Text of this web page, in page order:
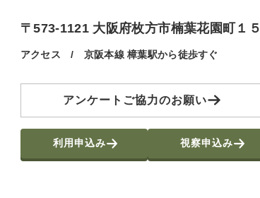
〒573-1121 大阪府枚方市楠葉花園町１５
アクセス / 京阪本線 樟葉駅から徒歩すぐ
アンケートご協力のお願い
利用申込み 視察申込み